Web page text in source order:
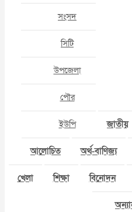
সংসদ
সিটি
উপজেলা
পৌর
ইউপি জাতীয়
আলোচিত অর্থ-বাণিজ্য
খেলা শিক্ষা বিনোদন